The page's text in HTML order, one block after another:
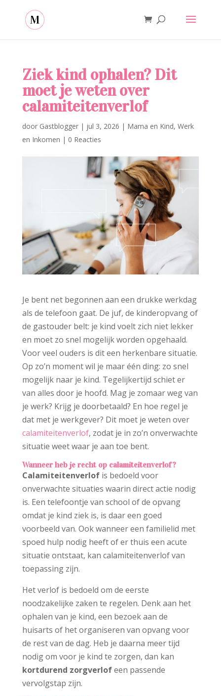
Ziek kind ophalen? Dit
moet je weten over
calamiteitenverlof
door Gastblogger| jul 3, 2026 | Mama en Kind, Werk
en Inkomen | 0 Reacties
Je bent net begonnen aan een drukke werkdag
als de telefoon gaat. De juf, de kinderopvang of
de gastouder belt: je kind voelt zich niet lekker
en moet zo snel mogelijk worden opgehaald.
Voor veel ouders is dit een herkenbare situatie.
Op zo’n moment wil je maar één ding: zo snel
mogelijk naar je kind. Tegelijkertijd schiet er
van alles door je hoofd. Mag je zomaar weg van
je werk? Krijg je doorbetaald? En hoe regel je
dat met je werkgever? Dit moet je weten over
calamiteitenverlof, zodat je in zo’n onverwachte
situatie weet waar je aan toe bent.
Wanneer heb je recht op calamiteitenverlof?
Calamiteitenverlofis bedoeld voor
onverwachte situaties waarin direct actie nodig
is. Een telefoontje van school of de opvang
omdat je kind ziek is, is daar een goed
voorbeeld van. Ook wanneer een familielid met
spoed hulp nodig heeft of er thuis een acute
situatie ontstaat, kan calamiteitenverlof van
toepassing zijn.
Het verlof is bedoeld om de eerste
noodzakelijke zaken te regelen. Denk aan het
ophalen van je kind, een bezoek aan de
huisarts of het organiseren van opvang voor
de rest van de dag. Heb je daarna meer tijd
nodig om voor je kind te zorgen, dan kan
kortdurend zorgverlofeen passende
vervolgstap zijn.